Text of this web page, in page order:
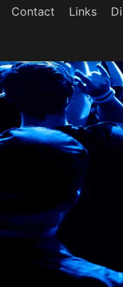
Contact Links